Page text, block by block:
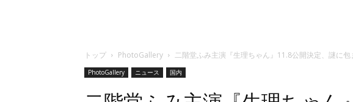
トップ PhotoGallery 二階堂ふみ主演『生理ちゃん』11.8公開決定、謎に
PhotoGallery ニュース 国内